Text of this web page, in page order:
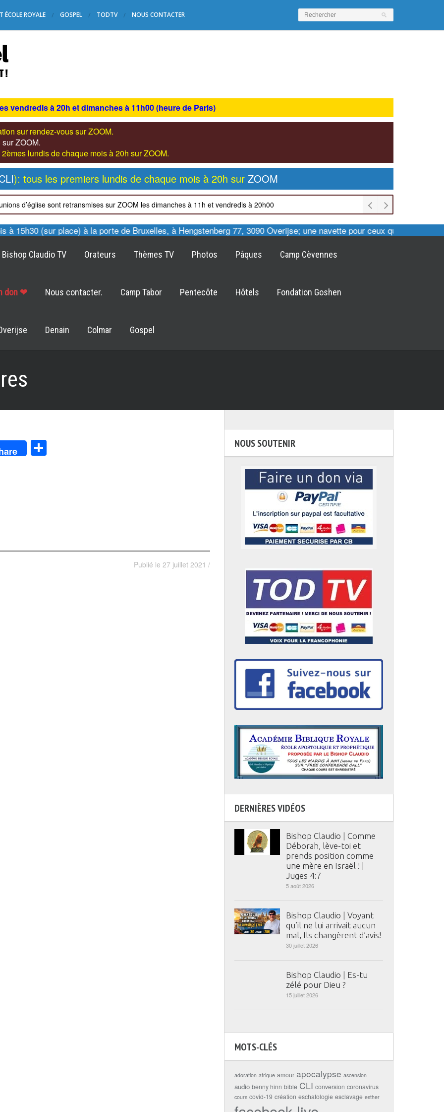
ÉCOLE ROYALE GOSPEL TODTV NOUS CONTACTER
vendredis à 20h et dimanches à 11h00 (heure de Paris)
sur rendez-vous sur ZOOM.
ZOOM.
lundis de chaque mois à 20h sur ZOOM.
): tous les premiers lundis de chaque mois à 20h sur ZOOM
d’église sont retransmises sur ZOOM les dimanches à 11h et vendredis à 20h00
(sur place) à la porte de Bruxelles, à Hengstenberg 77, 3090 Overijse; une navette pour ceux qui le
Bishop Claudio TV Orateurs Thèmes TV Photos Pâques Camp Cèvennes
don ❤ Nous contacter. Camp Tabor Pentecôte Hôtels Fondation Goshen
Denain Colmar Gospel
Publié le 27 juillet 2021 /
NOUS SOUTENIR
DERNIÈRES VIDÉOS
Bishop Claudio | Comme
Déborah, lève-toi et
prends position comme
une mère en Israël ! |
Juges 4:7
5 août 2026
Bishop Claudio | Voyant
qu’il ne lui arrivait aucun
mal, Ils changèrent d’avis!
30 juillet 2026
Bishop Claudio | Es-tu
zélé pour Dieu ?
15 juillet 2026
MOTS-CLÉS
adoration afrique amour apocalypse ascension
audio benny hinn bible CLI conversion coronavirus
cours covid-19 création eschatologie esclavage esther